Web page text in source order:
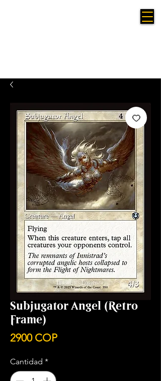
Subjugator Angel (Retro
Frame)
2900 COPPrecio
Cantidad *